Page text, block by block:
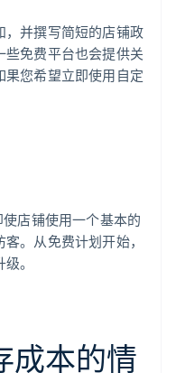
，并撰写简短的店铺政
免费平台也会提供关
您希望立即使用自定
店铺使用一个基本的
。从免费计划开始，
。
成本的情